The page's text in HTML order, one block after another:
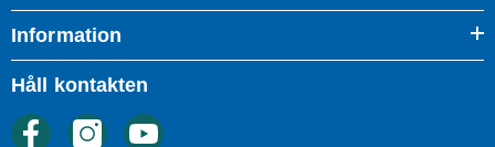
Information
Håll kontakten